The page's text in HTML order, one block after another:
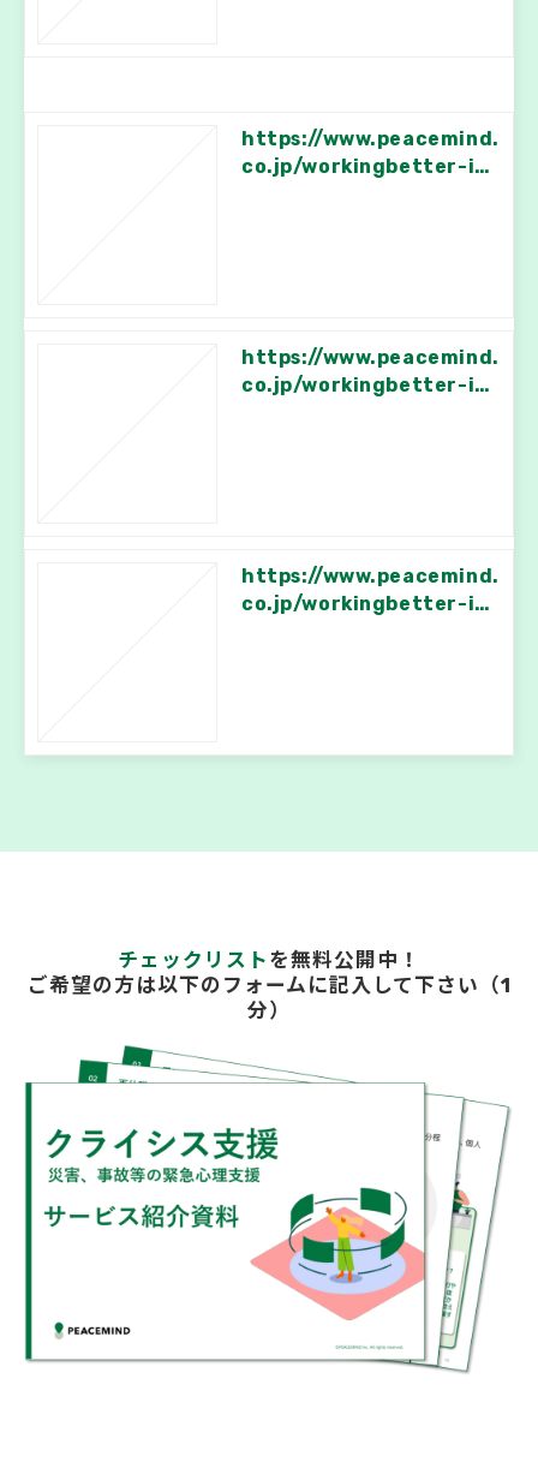
https://www.peacemind.
co.jp/workingbetter-inf
https://www.peacemind.
co.jp/workingbetter-inf
https://www.peacemind.
co.jp/workingbetter-inf
チェックリスト を無料公開中！
ご希望の方は以下のフォームに記入して下さい（1
分）